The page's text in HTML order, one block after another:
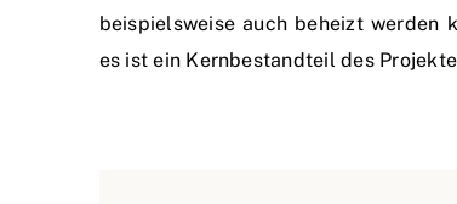
beispielsweise auch beheizt werden
es ist ein Kernbestandteil des